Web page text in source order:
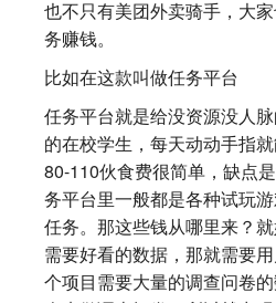
也不只有美团外卖骑手，大
务赚钱。
比如在这款叫做任务平台
任务平台就是给没资源没人
的在校学生，每天动动手指
80-110伙食费很简单，缺点
务平台里一般都是各种试玩
任务。那这些钱从哪里来？
需要好看的数据，那就需要
个项目需要大量的调查问卷